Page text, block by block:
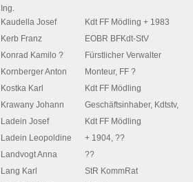
Ing.
Kaudella Josef Kdt FF Mödling + 1983
Kerb Franz EOBR BFKdt-StV
Konrad Kamilo ? Fürstlicher Verwalter
Kornberger Anton Monteur, FF ?
Kostka Karl Kdt FF Mödling
Krawany Johann Geschäftsinhaber, Kdtstv,
Ladein Josef Kdt FF Mödling
Ladein Leopoldine + 1904, ??
Landvogt Anna ??
Lang Karl StR KommRat